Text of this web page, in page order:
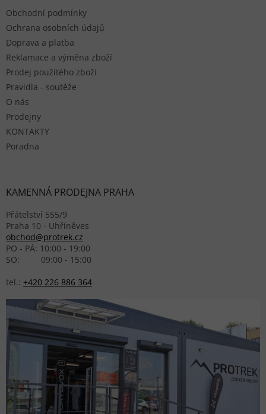
Obchodní podmínky
Ochrana osobních údajů
Doprava a platba
Reklamace a výměna zboží
Prodej použitého zboží
Pravidla - soutěže
O nás
Prodejny
KONTAKTY
Poradna
KAMENNÁ PRODEJNA PRAHA
Přátelství 555/9
Praha 10 - Uhříněves
obchod@protrek.cz
PO - PÁ: 10:00 - 19:00
SO: 09:00 - 15:00
tel.: +420 226 886 364